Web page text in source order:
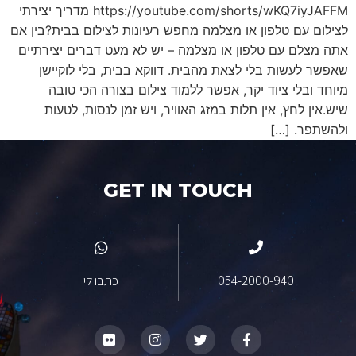
https://youtube.com/shorts/wKQ7iyJAFFM מדריך יצירתי
לצילום עם טלפון או מצלמה מחפש רעיונות לצילום בבית?בין אם
אתה מצלם עם טלפון או מצלמה – יש לא מעט דברים יצירתיים
שאפשר לעשות בלי לצאת מהבית. דווקא בבית, בלי לוקיישן
מיוחד ובלי ציוד יקר, אפשר ללמוד צילום בצורה הכי טובה
שיש.אין לחץ, אין תלות במזג האוויר, ויש זמן לנסות, לטעות
ולהשתפר. […]
GET IN TOUCH
054-2000-940 כתבו לי